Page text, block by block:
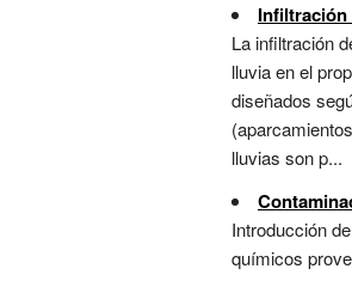
Infiltración
La infiltración
lluvia en el
diseñados
lluvias son p...
Introducción
químicos